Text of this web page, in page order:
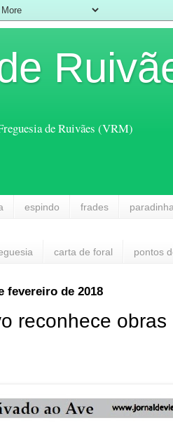
de Ruivães (VRM)
espindo frades
carta de foral pontos
fevereiro de 2018
reconhece obras